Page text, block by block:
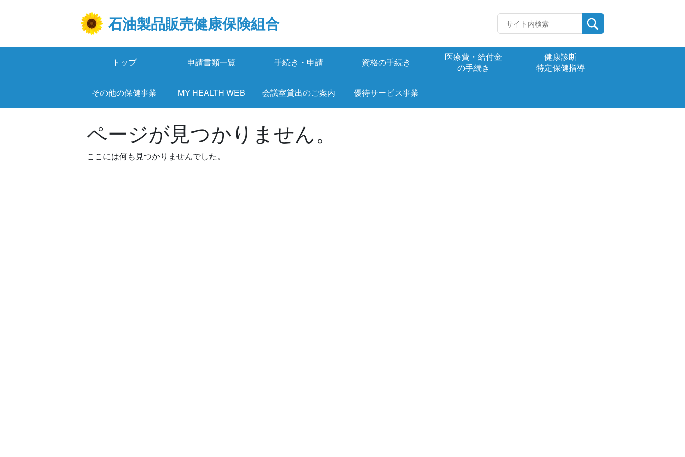
石油製品販売健康保険組合
トップ 申請書類一覧 手続き・申請 資格の手続き
医療費・給付金
の手続き
健康診断
特定保健指導
その他の保健事業 MY HEALTH WEB 会議室貸出のご案内 優待サービス事業
ページが見つかりません。
ここには何も見つかりませんでした。